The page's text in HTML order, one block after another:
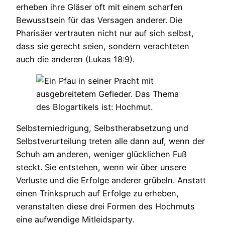
erheben ihre Gläser oft mit einem scharfen
Bewusstsein für das Versagen anderer. Die
Pharisäer vertrauten nicht nur auf sich selbst,
dass sie gerecht seien, sondern verachteten
auch die anderen (Lukas 18:9).
Selbsterniedrigung, Selbstherabsetzung und
Selbstverurteilung treten alle dann auf, wenn der
Schuh am anderen, weniger glücklichen Fuß
steckt. Sie entstehen, wenn wir über unsere
Verluste und die Erfolge anderer grübeln. Anstatt
einen Trinkspruch auf Erfolge zu erheben,
veranstalten diese drei Formen des Hochmuts
eine aufwendige Mitleidsparty.